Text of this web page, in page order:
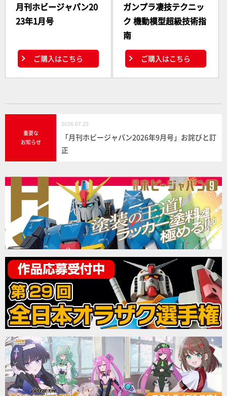
月刊ホビージャパン20
23年1月号
ご購入はこちら
ガンプラ凄技テクニッ
ク 機動模型超級技術指
南
ご購入はこちら
重要な
お知らせ
2026.07.25
「月刊ホビージャパン2026年9月号」お詫びと訂
正